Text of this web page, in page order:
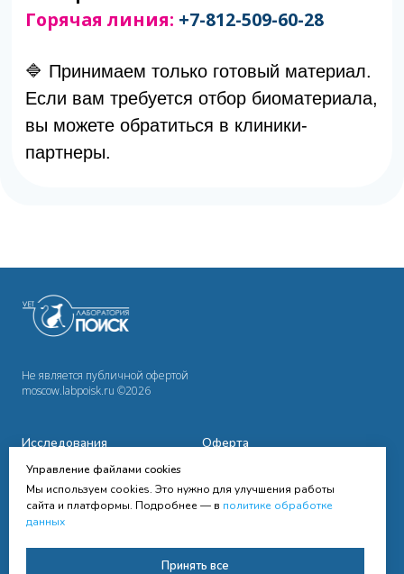
Не является публичной офертой
moscow.labpoisk.ru ©2026
Исследования
Сотрудничество
Cправочная информация
Оферта
конфиденциальности
Согласие на получение
рассылки
Управление файлами cookies
Мы используем cookies. Это нужно для улучшения работы
сайта и платформы. Подробнее — в политике обработке
данных
Принять все